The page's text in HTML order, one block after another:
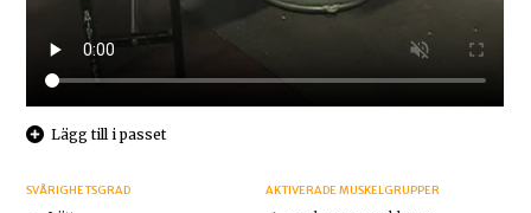
Lägg till i passet
SVÅRIGHETSGRAD AKTIVERADE MUSKELGRUPPER